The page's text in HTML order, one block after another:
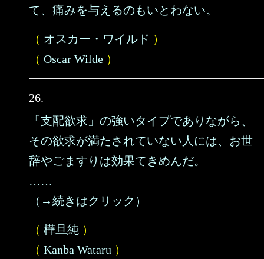
て、痛みを与えるのもいとわない。
（ オスカー・ワイルド ）
（ Oscar Wilde ）
26.
「支配欲求」の強いタイプでありながら、
その欲求が満たされていない人には、お世
辞やごますりは効果てきめんだ。
……
（→続きはクリック）
（ 樺旦純 ）
（ Kanba Wataru ）